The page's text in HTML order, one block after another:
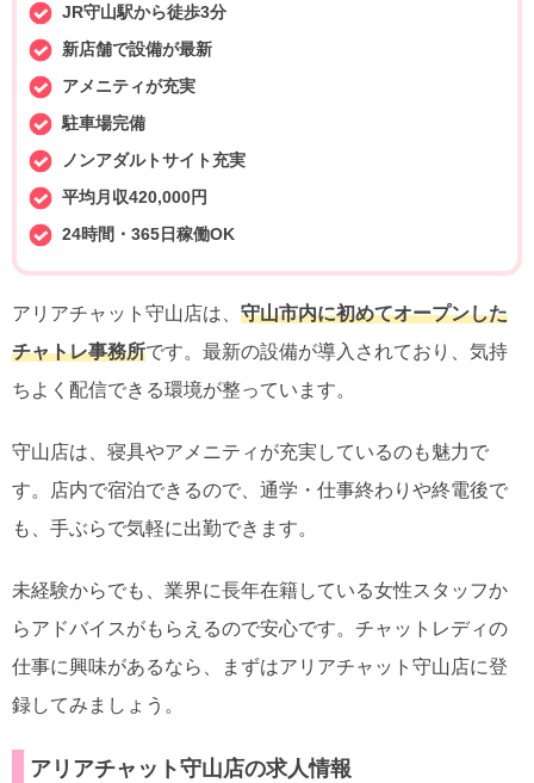
JR守山駅から徒歩3分
新店舗で設備が最新
アメニティが充実
駐車場完備
ノンアダルトサイト充実
平均月収420,000円
24時間・365日稼働OK
アリアチャット守山店は、 守山市内に初めてオープンした
チャトレ事務所です。最新の設備が導入されており、気持
ちよく配信できる環境が整っています。
守山店は、寝具やアメニティが充実しているのも魅力で
す。店内で宿泊できるので、通学・仕事終わりや終電後で
も、手ぶらで気軽に出勤できます。
未経験からでも、業界に長年在籍している女性スタッフか
らアドバイスがもらえるので安心です。チャットレディの
仕事に興味があるなら、まずはアリアチャット守山店に登
録してみましょう。
アリアチャット守山店の求人情報